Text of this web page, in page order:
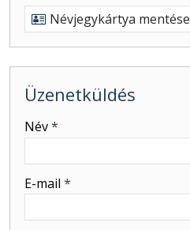
Névjegykártya mentése
Üzenetküldés
Név*
E-mail *